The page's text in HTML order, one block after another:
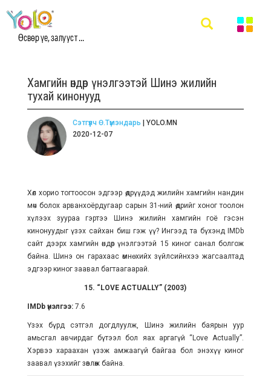
Өсвөр үе, залууст ...
Хамгийн өндөр үнэлгээтэй Шинэ жилийн
тухай кинонууд
Сэтгүүлч Ө.Түмэндарь | YOLO.MN
2020-12-07
Хөл хорио тогтоосон эдгээр өдрүүдэд жилийн хамгийн нандин
мөч болох арванхоёрдугаар сарын 31-ний өдрийг хоног тоолон
хүлээх зуураа гэртээ Шинэ жилийн хамгийн гоё гэсэн
кинонуудыг үзэх сайхан биш гэж үү? Ингээд та бүхэнд IMDb
сайт дээрх хамгийн өндөр үнэлгээтэй 15 киног санал болгож
байна. Шинэ он гарахаас өмнө хийх зүйлсийнхээ жагсаалтад
эдгээр киног заавал багтаагаарай.
15. “LOVE ACTUALLY” (2003)
IMDb үнэлгээ: 7.6
Үзэх бүрд сэтгэл догдлуулж, Шинэ жилийн баярын уур
амьсгал авчирдаг бүтээл бол яах аргагүй “Love Actually”.
Хэрвээ хараахан үзэж амжаагүй байгаа бол энэхүү киног
заавал үзэхийг зөвлөж байна.